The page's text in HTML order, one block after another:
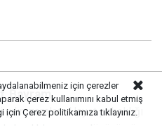
Bayram
yılın zamları: Hayat pahalılığı
için çerezler
çerez kullanımını kabul etmiş
için Çerez politikamıza tıklayınız.